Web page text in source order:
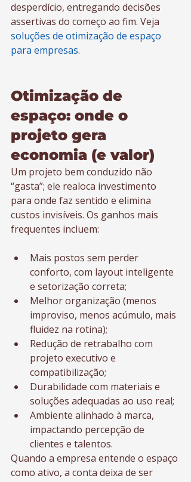
desperdício, entregando decisões
assertivas do começo ao fim. Veja
soluções de otimização de espaço
para empresas.
Otimização de
espaço: onde o
projeto gera
economia (e valor)
Um projeto bem conduzido não
“gasta”; ele realoca investimento
para onde faz sentido e elimina
custos invisíveis. Os ganhos mais
frequentes incluem:
Mais postos sem perder
conforto, com layout inteligente
e setorização correta;
Melhor organização (menos
improviso, menos acúmulo, mais
fluidez na rotina);
Redução de retrabalho com
projeto executivo e
compatibilização;
Durabilidade com materiais e
soluções adequadas ao uso real;
Ambiente alinhado à marca,
impactando percepção de
clientes e talentos.
Quando a empresa entende o espaço
como ativo, a conta deixa de ser